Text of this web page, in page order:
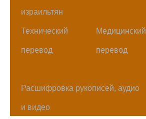
израильтян
Технический
перевод
Медицинский
перевод
Расшифровка рукописей, аудио
и видео